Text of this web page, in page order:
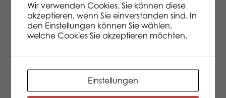
Wir verwenden Cookies. Sie können diese
akzeptieren, wenn Sie einverstanden sind. In
den Einstellungen können Sie wählen,
welche Cookies Sie akzeptieren möchten.
Einstellungen